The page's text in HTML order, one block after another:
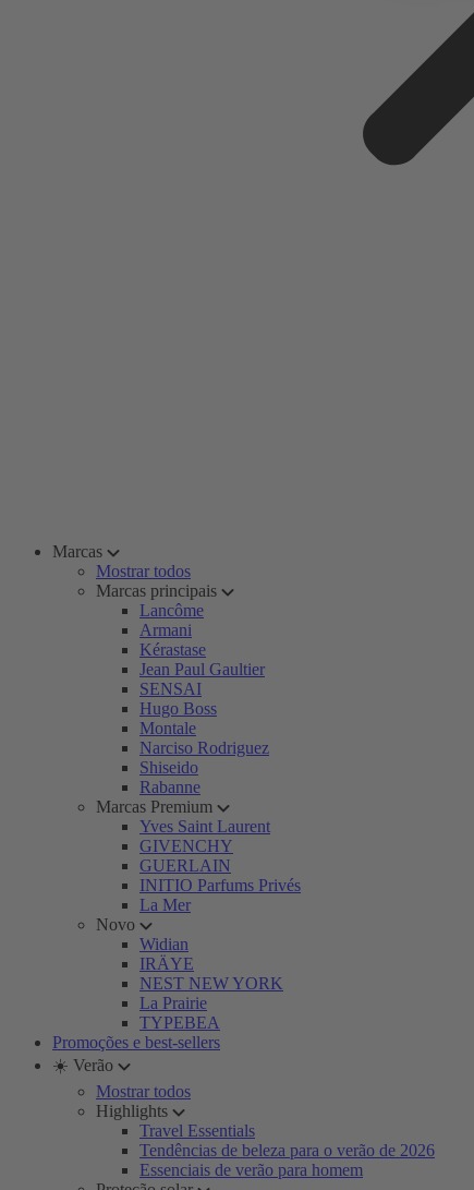
Marcas
Mostrar todos
Marcas principais
Lancôme
Armani
Kérastase
Jean Paul Gaultier
SENSAI
Hugo Boss
Montale
Narciso Rodriguez
Shiseido
Rabanne
Marcas Premium
Yves Saint Laurent
GIVENCHY
GUERLAIN
INITIO Parfums Privés
La Mer
Novo
Widian
IRÄYE
NEST NEW YORK
La Prairie
TYPEBEA
Promoções e best-sellers
☀️ Verão
Mostrar todos
Highlights
Travel Essentials
Tendências de beleza para o verão de 2026
Essenciais de verão para homem